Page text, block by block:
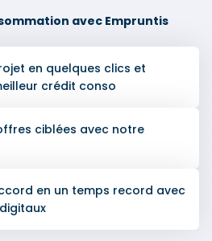
avec Empruntis
en quelques clics et
crédit conso
ciblées avec notre
en un temps record avec